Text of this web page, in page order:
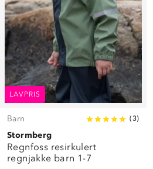
LAVPRIS
Barn (3)
Stormberg
Regnfoss resirkulert
regnjakke barn 1-7